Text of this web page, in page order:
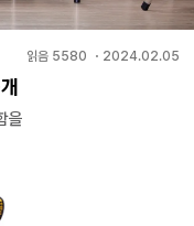
읽음 5580 ・ 2024.02.05
을